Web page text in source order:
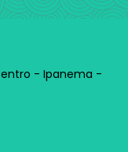
- Ipanema -